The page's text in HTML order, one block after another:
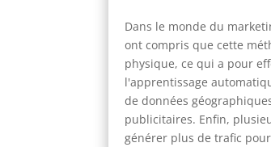
Dans le monde du
ont compris que cette
physique, ce qui a pour
l'apprentissage
de données
publicitaires. Enfin,
générer plus de trafic